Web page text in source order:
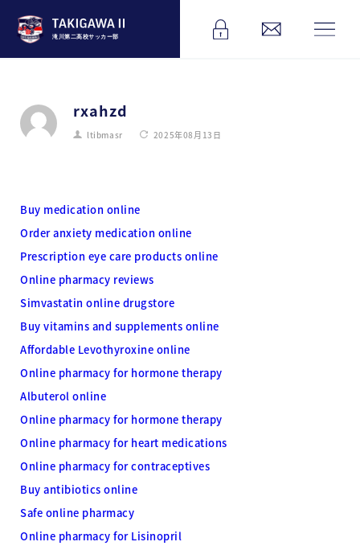
滝川第二高校サッカー部
rxahzd
ltibmasr 2025年08月13日
Buy medication online
Order anxiety medication online
Prescription eye care products online
Online pharmacy reviews
Simvastatin online drugstore
Buy vitamins and supplements online
Affordable Levothyroxine online
Online pharmacy for hormone therapy
Albuterol online
Online pharmacy for hormone therapy
Online pharmacy for heart medications
Online pharmacy for contraceptives
Buy antibiotics online
Safe online pharmacy
Online pharmacy for Lisinopril